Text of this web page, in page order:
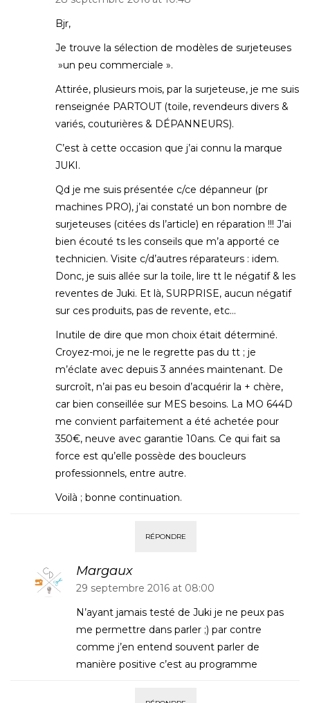
Bjr,
Je trouve la sélection de modèles de surjeteuses
»un peu commerciale ».
Attirée, plusieurs mois, par la surjeteuse, je me suis
renseignée PARTOUT (toile, revendeurs divers &
variés, couturières & DÉPANNEURS).
C’est à cette occasion que j’ai connu la marque
JUKI.
Qd je me suis présentée c/ce dépanneur (pr
machines PRO), j’ai constaté un bon nombre de
surjeteuses (citées ds l’article) en réparation !!! J’ai
bien écouté ts les conseils que m’a apporté ce
technicien. Visite c/d’autres réparateurs : idem.
Donc, je suis allée sur la toile, lire tt le négatif & les
reventes de Juki. Et là, SURPRISE, aucun négatif
sur ces produits, pas de revente, etc…
Inutile de dire que mon choix était déterminé.
Croyez-moi, je ne le regrette pas du tt ; je
m’éclate avec depuis 3 années maintenant. De
surcroît, n’ai pas eu besoin d’acquérir la + chère,
car bien conseillée sur MES besoins. La MO 644D
me convient parfaitement a été achetée pour
350€, neuve avec garantie 10ans. Ce qui fait sa
force est qu’elle possède des boucleurs
professionnels, entre autre.
Voilà ; bonne continuation.
RÉPONDRE
Margaux
29 septembre 2016 at 08:00
N’ayant jamais testé de Juki je ne peux pas
me permettre dans parler ;) par contre
comme j’en entend souvent parler de
manière positive c’est au programme